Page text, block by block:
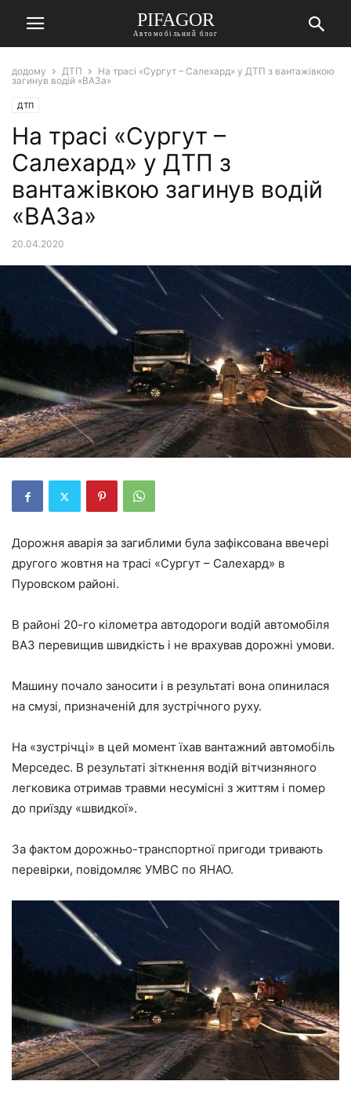
PIFAGOR
Автомобільний блог
додому ДТП
На трасі «Сургут – Салехард» у ДТП з вантажівкою
загинув водій «ВАЗа»
ДТП
На трасі «Сургут –
Салехард» у ДТП з
вантажівкою загинув водій
«ВАЗа»
20.04.2020
Дорожня аварія за загиблими була зафіксована ввечері
другого жовтня на трасі «Сургут – Салехард» в
Пуровском районі.
В районі 20-го кілометра автодороги водій автомобіля
ВАЗ перевищив швидкість і не врахував дорожні умови.
Машину почало заносити і в результаті вона опинилася
на смузі, призначеній для зустрічного руху.
На «зустрічці» в цей момент їхав вантажний автомобіль
Мерседес. В результаті зіткнення водій вітчизняного
легковика отримав травми несумісні з життям і помер
до приїзду «швидкої».
За фактом дорожньо-транспортної пригоди тривають
перевірки, повідомляє УМВС по ЯНАО.